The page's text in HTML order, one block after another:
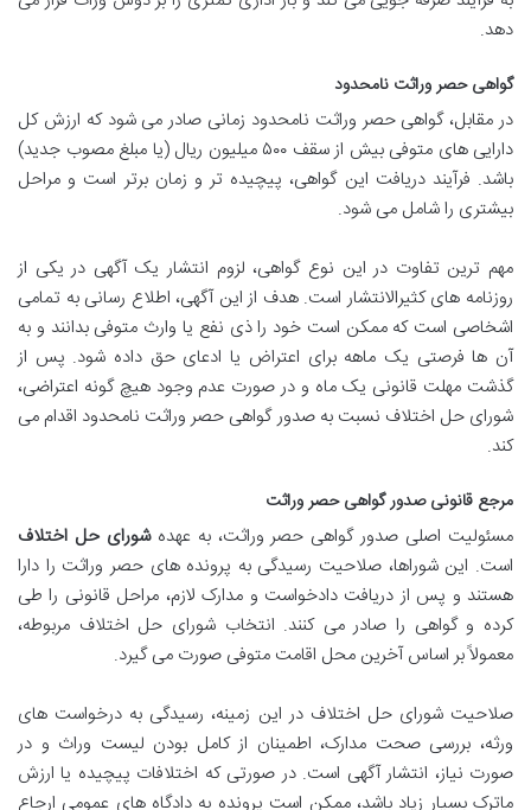
دهد.
گواهی حصر وراثت نامحدود
در مقابل، گواهی حصر وراثت نامحدود زمانی صادر می شود که ارزش کل
دارایی های متوفی بیش از سقف ۵۰۰ میلیون ریال (یا مبلغ مصوب جدید)
باشد. فرآیند دریافت این گواهی، پیچیده تر و زمان برتر است و مراحل
بیشتری را شامل می شود.
مهم ترین تفاوت در این نوع گواهی، لزوم انتشار یک آگهی در یکی از
روزنامه های کثیرالانتشار است. هدف از این آگهی، اطلاع رسانی به تمامی
اشخاصی است که ممکن است خود را ذی نفع یا وارث متوفی بدانند و به
آن ها فرصتی یک ماهه برای اعتراض یا ادعای حق داده شود. پس از
گذشت مهلت قانونی یک ماه و در صورت عدم وجود هیچ گونه اعتراضی،
شورای حل اختلاف نسبت به صدور گواهی حصر وراثت نامحدود اقدام می
کند.
مرجع قانونی صدور گواهی حصر وراثت
مسئولیت اصلی صدور گواهی حصر وراثت، به عهدهشورای حل اختلاف
است. این شوراها، صلاحیت رسیدگی به پرونده های حصر وراثت را دارا
هستند و پس از دریافت دادخواست و مدارک لازم، مراحل قانونی را طی
کرده و گواهی را صادر می کنند. انتخاب شورای حل اختلاف مربوطه،
معمولاً بر اساس آخرین محل اقامت متوفی صورت می گیرد.
صلاحیت شورای حل اختلاف در این زمینه، رسیدگی به درخواست های
ورثه، بررسی صحت مدارک، اطمینان از کامل بودن لیست وراث و در
صورت نیاز، انتشار آگهی است. در صورتی که اختلافات پیچیده یا ارزش
ماترک بسیار زیاد باشد، ممکن است پرونده به دادگاه های عمومی ارجاع